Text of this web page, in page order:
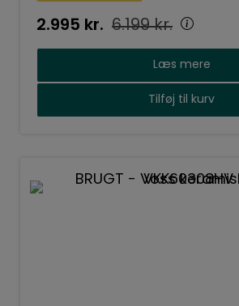
6.199kr.
2.995 kr.
Læs mere
Tilføj til kurv